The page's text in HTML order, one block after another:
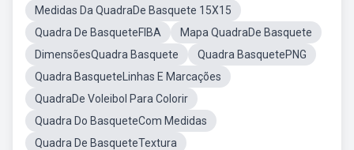
Medidas Da QuadraDe Basquete 15X15
Quadra De BasqueteFIBA
Mapa QuadraDe Basquete
DimensõesQuadra Basquete
Quadra BasquetePNG
Quadra BasqueteLinhas E Marcações
QuadraDe Voleibol Para Colorir
Quadra Do BasqueteCom Medidas
Quadra De BasqueteTextura